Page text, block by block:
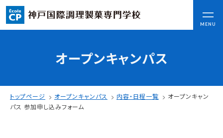
MENU
CLOSE
ここから始まる私の未来
日本全国から集まる学生たち
オープンキャンパス
トップページ オープンキャンパス 内容・日程一覧
オープンキャン
パス 参加申し込みフォーム